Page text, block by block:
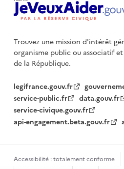
Trouvez une mission d'intérêt
organisme publicou associatif
de la République.
legifrance.gouv.fr
service-public.fr
data.gouv.fr
service-civique.gouv.fr
api-engagement.beta.gouv.fr
Accessibilité : totalement conforme